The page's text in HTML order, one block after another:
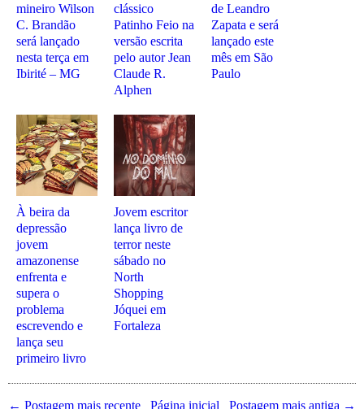
mineiro Wilson
C. Brandão
será lançado
nesta terça em
Ibirité – MG
clássico
Patinho Feio na
versão escrita
pelo autor Jean
Claude R.
Alphen
de Leandro
Zapata e será
lançado este
mês em São
Paulo
À beira da
depressão
jovem
amazonense
enfrenta e
supera o
problema
escrevendo e
lança seu
primeiro livro
Jovem escritor
lança livro de
terror neste
sábado no
North
Shopping
Jóquei em
Fortaleza
← Postagem mais recente Postagem mais antiga →
Página inicial